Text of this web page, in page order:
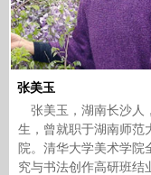
张美玉
张美玉，湖南长沙人
生，曾就职于湖南师范
院。清华大学美术学院
究与书法创作高研班结